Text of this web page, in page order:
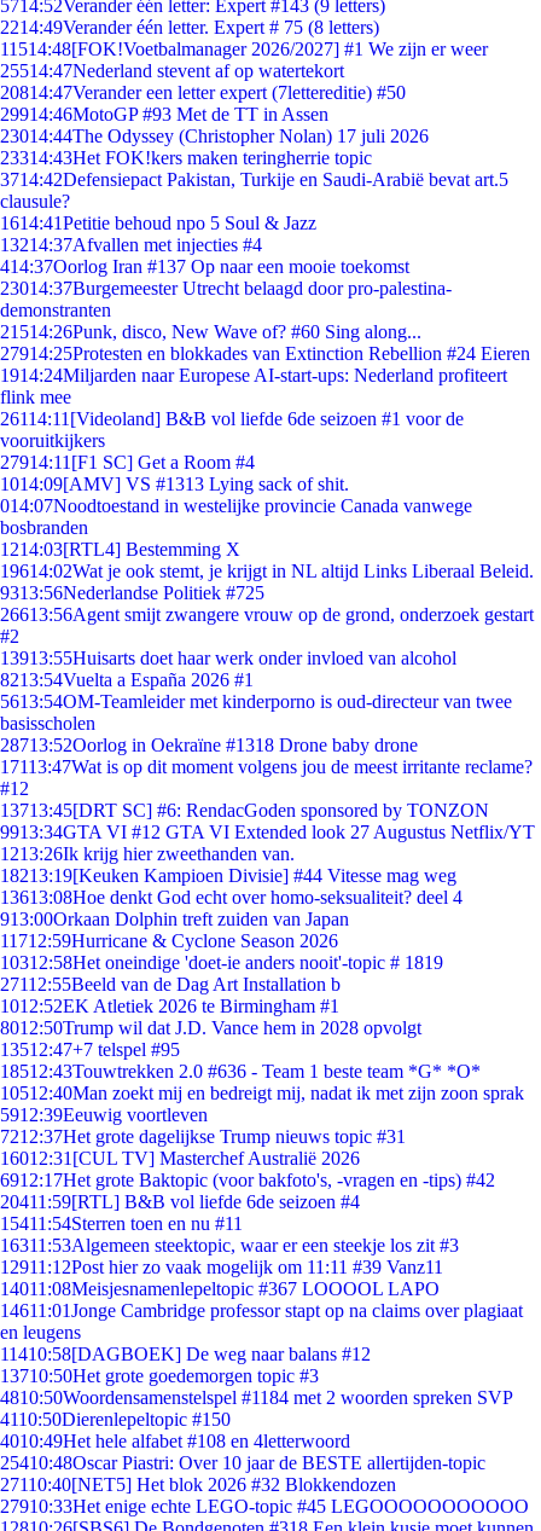
5714:52Verander één letter: Expert #143 (9 letters)
2214:49Verander één letter. Expert # 75 (8 letters)
11514:48[FOK!Voetbalmanager 2026/2027] #1 We zijn er weer
25514:47Nederland stevent af op watertekort
20814:47Verander een letter expert (7lettereditie) #50
29914:46MotoGP #93 Met de TT in Assen
23014:44The Odyssey (Christopher Nolan) 17 juli 2026
23314:43Het FOK!kers maken teringherrie topic
3714:42Defensiepact Pakistan, Turkije en Saudi-Arabië bevat art.5
clausule?
1614:41Petitie behoud npo 5 Soul & Jazz
13214:37Afvallen met injecties #4
414:37Oorlog Iran #137 Op naar een mooie toekomst
23014:37Burgemeester Utrecht belaagd door pro-palestina-
demonstranten
21514:26Punk, disco, New Wave of? #60 Sing along...
27914:25Protesten en blokkades van Extinction Rebellion #24 Eieren
1914:24Miljarden naar Europese AI-start-ups: Nederland profiteert
flink mee
26114:11 [Videoland] B&B vol liefde 6de seizoen #1 voor de
vooruitkijkers
27914:11 [F1 SC] Get a Room #4
1014:09[AMV] VS #1313 Lying sack of shit.
014:07Noodtoestand in westelijke provincie Canada vanwege
bosbranden
1214:03[RTL4] Bestemming X
19614:02Wat je ook stemt, je krijgt in NL altijd Links Liberaal Beleid.
9313:56Nederlandse Politiek #725
26613:56Agent smijt zwangere vrouw op de grond, onderzoek gestart
#2
13913:55Huisarts doet haar werk onder invloed van alcohol
8213:54Vuelta a España 2026 #1
5613:54OM-Teamleider met kinderporno is oud-directeur van twee
basisscholen
28713:52Oorlog in Oekraïne #1318 Drone baby drone
17113:47Wat is op dit moment volgens jou de meest irritante reclame?
#12
13713:45[DRT SC] #6: RendacGoden sponsored by TONZON
9913:34GTA VI #12 GTA VI Extended look 27 Augustus Netflix/YT
1213:26Ik krijg hier zweethanden van.
18213:19[Keuken Kampioen Divisie] #44 Vitesse mag weg
13613:08Hoe denkt God echt over homo-seksualiteit? deel 4
913:00Orkaan Dolphin treft zuiden van Japan
11712:59Hurricane & Cyclone Season 2026
10312:58Het oneindige 'doet-ie anders nooit'-topic # 1819
27112:55Beeld van de Dag Art Installation b
1012:52EK Atletiek 2026 te Birmingham #1
8012:50Trump wil dat J.D. Vance hem in 2028 opvolgt
13512:47+7 telspel #95
18512:43Touwtrekken 2.0 #636 - Team 1 beste team *G* *O*
10512:40Man zoekt mij en bedreigt mij, nadat ik met zijn zoon sprak
5912:39Eeuwig voortleven
7212:37Het grote dagelijkse Trump nieuws topic #31
16012:31 [CUL TV] Masterchef Australië 2026
6912:17Het grote Baktopic (voor bakfoto's, -vragen en -tips) #42
20411:59[RTL] B&B vol liefde 6de seizoen #4
15411:54Sterren toen en nu #11
16311:53Algemeen steektopic, waar er een steekje los zit #3
12911:12Post hier zo vaak mogelijk om 11:11 #39 Vanz11
14011:08Meisjesnamenlepeltopic #367 LOOOOL LAPO
14611:01Jonge Cambridge professor stapt op na claims over plagiaat
en leugens
11410:58[DAGBOEK] De weg naar balans #12
13710:50Het grote goedemorgen topic #3
4810:50Woordensamenstelspel #1184 met 2 woorden spreken SVP
4110:50Dierenlepeltopic #150
4010:49Het hele alfabet #108 en 4letterwoord
25410:48Oscar Piastri: Over 10 jaar de BESTE allertijden-topic
27110:40[NET5] Het blok 2026 #32 Blokkendozen
27910:33Het enige echte LEGO-topic #45 LEGOOOOOOOOOOO